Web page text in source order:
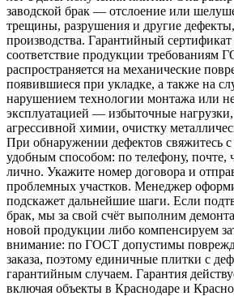
заводской брак — отслоение или
трещины, разрушения и другие
производства. Гарантийный
соответствие продукции требованиям
распространяется на механические
появившиеся при укладке, а также на
нарушением технологии монтажа или
эксплуатацией — избыточные
агрессивной химии, очистку
При обнаружении дефектов свяжитесь
удобным способом: по телефону, почте,
лично. Укажите номер договора и
проблемных участков. Менеджер
подскажет дальнейшие шаги. Если
брак, мы за свой счёт выполним
новой продукции либо компенсируем
внимание: по ГОСТ допустимы
заказа, поэтому единичные плитки с
гарантийным случаем. Гарантия
включая объекты в Краснодаре и